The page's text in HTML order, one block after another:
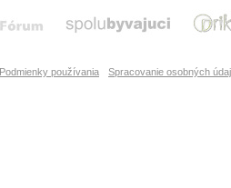
Podmienky používania Spracovanie osobných